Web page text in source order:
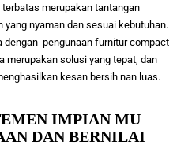
merupakan tantangan
nyaman dan sesuai kebutuhan.
dengan pengunaan furnitur compact
merupakan solusi yang tepat, dan
kesan bersih nan luas.
IMPIAN MU
DAN BERNILAI